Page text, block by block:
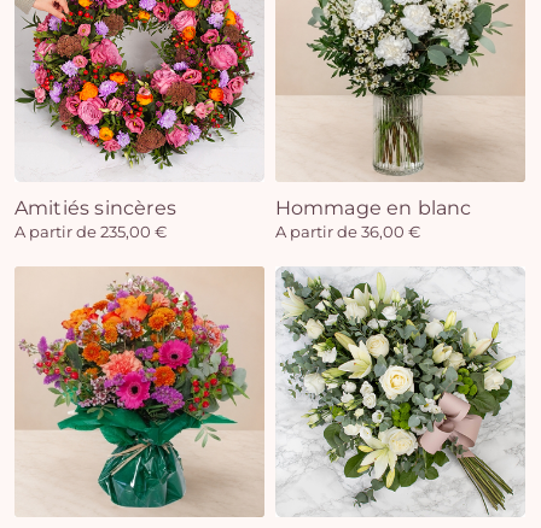
Amitiés sincères
A partir de 235,00 €
Hommage en blanc
A partir de 36,00 €